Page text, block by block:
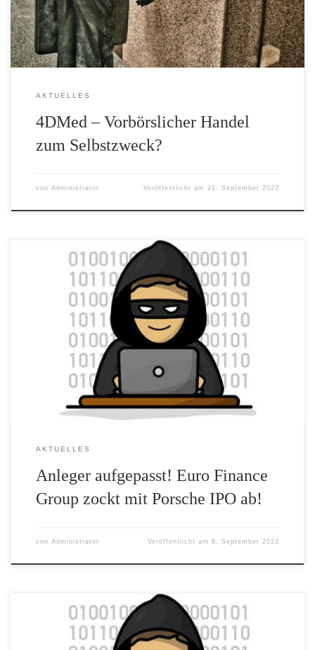
4DMed Aktien und damit das öffentliche Angebot im deutschen
Raum […]
AKTUELLES
4DMed – Vorbörslicher Handel
zum Selbstzweck?
von Administrator Veröffentlicht am 21. September 2022
Dreist, frech und mit erheblicher krimineller Energie versuchen
Anlagebetrüger rund um die „Euro Finance Group“, deutsche
Investoren zu täuschen und Millionenbeträge zu erbeuten. Als
Aufhänger dient der zurzeit heiß diskutierte Börsengang der
Porsche AG, der in Form einer Ausgabe von Stammaktien und
Vorzügen bereits Ende September bzw. Anfang Oktober stattfinden
AKTUELLES
Anleger aufgepasst! Euro Finance
Group zockt mit Porsche IPO ab!
von Administrator Veröffentlicht am8. September 2022
Seit kurzem melden uns Mitglieder wieder verstärkt eine